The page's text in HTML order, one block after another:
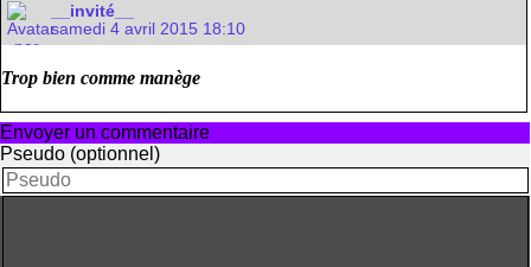
__invité__
samedi 4 avril 2015 18:10
Trop bien comme manège
Envoyer un commentaire
Pseudo (optionnel)